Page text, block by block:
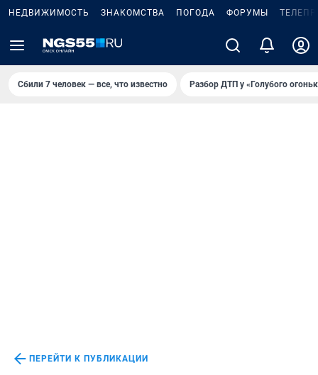
НЕДВИЖИМОСТЬ ЗНАКОМСТВА ПОГОДА ФОРУМЫ
Сбили 7 человек — все, что известно Разбор ДТП у «Голубого
ПЕРЕЙТИ К ПУБЛИКАЦИИ